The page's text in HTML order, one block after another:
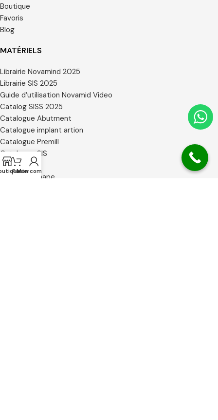
Boutique
Favoris
Blog
MATÉRIELS
Librairie Novamind 2025
Librairie SIS 2025
Guide d’utilisation Novamid Video
Catalog SISS 2025
Catalogue Abutment
Catalogue implant artion
Catalogue Premill
Catalogue SIS
Certificats
Librairie 3 Shape
Panier
Mon compte